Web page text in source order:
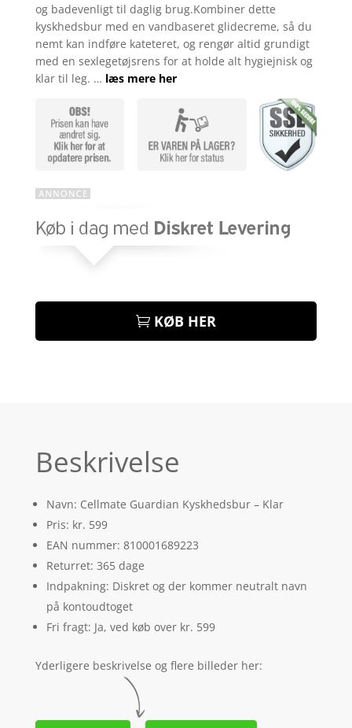
og badevenligt til daglig brug.Kombiner dette
kyskhedsbur med en vandbaseret glidecreme, så du
nemt kan indføre kateteret, og rengør altid grundigt
med en sexlegetøjsrens for at holde alt hygiejnisk og
klar til leg. … læs mere her
KØB HER
Beskrivelse
Navn: Cellmate Guardian Kyskhedsbur – Klar
Pris: kr. 599
EAN nummer: 810001689223
Returret: 365 dage
Indpakning: Diskret og der kommer neutralt navn
på kontoudtoget
Fri fragt: Ja, ved køb over kr. 599
Yderligere beskrivelse og flere billeder her: